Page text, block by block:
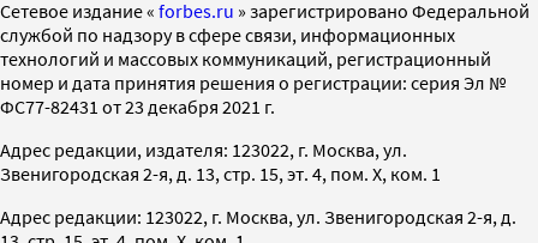
Cетевое издание « forbes.ru » зарегистрировано Федеральной
службой по надзору в сфере связи, информационных
технологий и массовых коммуникаций, регистрационный
номер и дата принятия решения о регистрации: серия Эл №
ФС77-82431 от 23 декабря 2021 г.
Адрес редакции, издателя: 123022, г. Москва, ул.
Звенигородская 2-я, д. 13, стр. 15, эт. 4, пом. X, ком. 1
Адрес редакции: 123022, г. Москва, ул. Звенигородская 2-я, д.